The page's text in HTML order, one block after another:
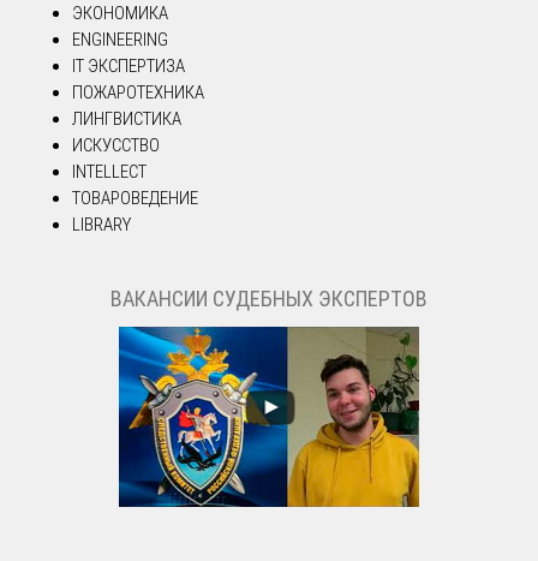
ЭКОНОМИКА
ENGINEERING
IT ЭКСПЕРТИЗА
ПОЖАРОТЕХНИКА
ЛИНГВИСТИКА
ИСКУССТВО
INTELLECT
ТОВАРОВЕДЕНИЕ
LIBRARY
ВАКАНСИИ СУДЕБНЫХ ЭКСПЕРТОВ